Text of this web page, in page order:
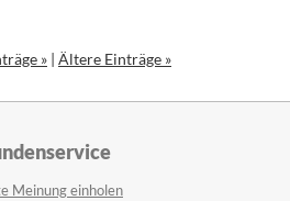
» | Ältere Einträge »
Meinung einholen